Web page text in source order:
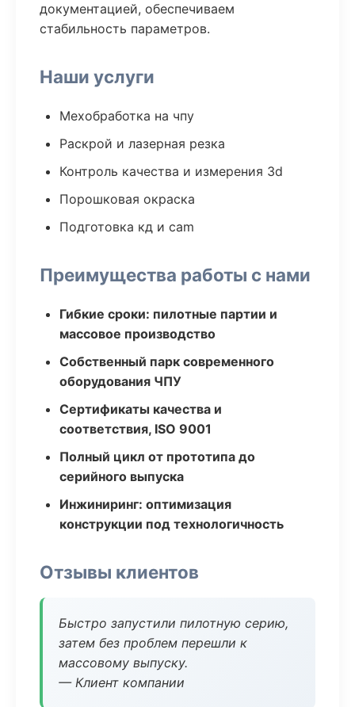
документацией, обеспечиваем
стабильность параметров.
Наши услуги
Мехобработка на чпу
Раскрой и лазерная резка
Контроль качества и измерения 3d
Порошковая окраска
Подготовка кд и cam
Преимущества работы с нами
Гибкие сроки: пилотные партии и
массовое производство
Собственный парк современного
оборудования ЧПУ
Сертификаты качества и
соответствия, ISO 9001
Полный цикл от прототипа до
серийного выпуска
Инжиниринг: оптимизация
конструкции под технологичность
Отзывы клиентов
Быстро запустили пилотную серию,
затем без проблем перешли к
массовому выпуску.
— Клиент компании